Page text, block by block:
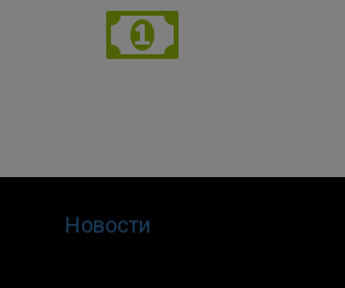
Новости